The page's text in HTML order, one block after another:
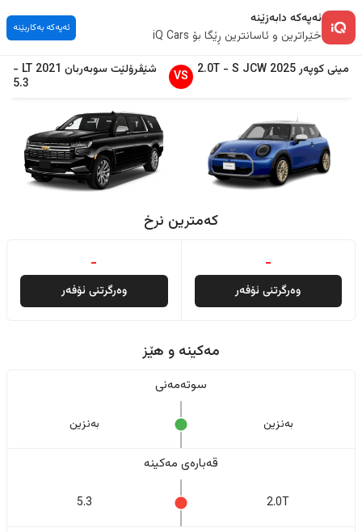
ئەپەکە دابەزێنە
خێراترین و ئاسانترین ڕێگا بۆ iQ Cars
ئەپەکە بەکاربێنە
مینیکوپەر2025
S JCW
-
2.0T
VS شێڤرۆلێت سوبەربان 2021
LT
-
5.3
کەمترین نرخ
-
وەرگرتنی ئۆفەر
-
وەرگرتنی ئۆفەر
مەکینە و هێز
سوتەمەنی
بەنزین بەنزین
قەبارەی مەکینە
2.0T
5.3